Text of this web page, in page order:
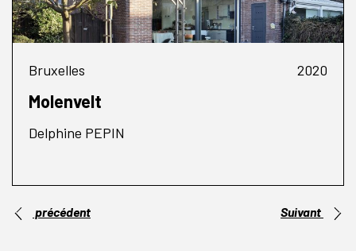
Bruxelles 2020
Molenvelt
Delphine PEPIN
précédent Suivant